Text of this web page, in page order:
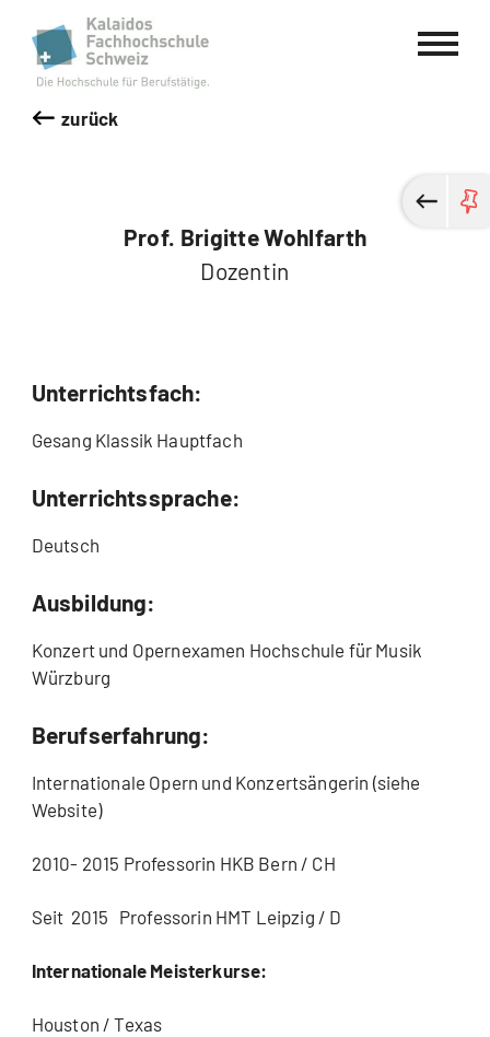
Kalaidos Fachhochschule Schweiz
zurück
Prof. Brigitte Wohlfarth
Dozentin
Unterrichtsfach:
Gesang Klassik Hauptfach
Unterrichtssprache:
Deutsch
Ausbildung:
Konzert und Opernexamen Hochschule für Musik
Würzburg
Berufserfahrung:
Internationale Opern und Konzertsängerin (siehe
Website)
2010- 2015 Professorin HKB Bern / CH
Seit 2015 Professorin HMT Leipzig / D
Internationale Meisterkurse:
Houston / Texas